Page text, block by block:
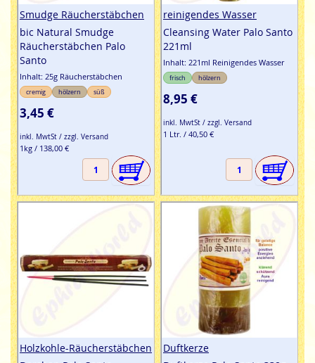
Smudge Räucherstäbchen
bic Natural Smudge
Räucherstäbchen Palo
Santo
Inhalt: 25g Räucherstäbchen
cremig hölzern süß
3,45 €
inkl. MwtSt / zzgl. Versand
1kg / 138,00 €
reinigendes Wasser
Cleansing Water Palo Santo
221ml
Inhalt: 221ml Reinigendes Wasser
frisch hölzern
8,95 €
inkl. MwtSt / zzgl. Versand
1 Ltr. / 40,50 €
Holzkohle-Räucherstäbchen
Duftkerze